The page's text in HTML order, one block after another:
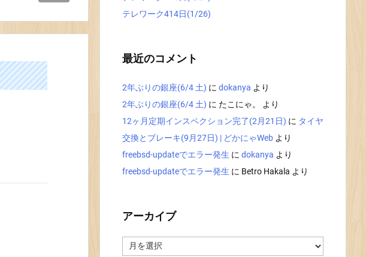
テレワーク414日(1/26)
最近のコメント
2年ぶりの銀座(6/4 土) に dokanya より
2年ぶりの銀座(6/4 土) に たこにゃ。
より
12ヶ月定期インスペクション完了(2月21日) に タイヤ
交換とブレーキ(9月27日) | どかにゃWeb より
freebsd-updateでエラー発生 に dokanya より
freebsd-updateでエラー発生 に Betro Hakala より
アーカイブ
ー